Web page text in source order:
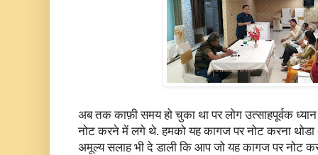
अब तक काफ़ी समय हो चुका था पर लोग उत्साहपूर्वक
नोट करने में लगे थे. हमको यह कागज पर नोट करना थोडा
अमूल्य सलाह भी दे डाली कि आप जो यह कागज पर नोट